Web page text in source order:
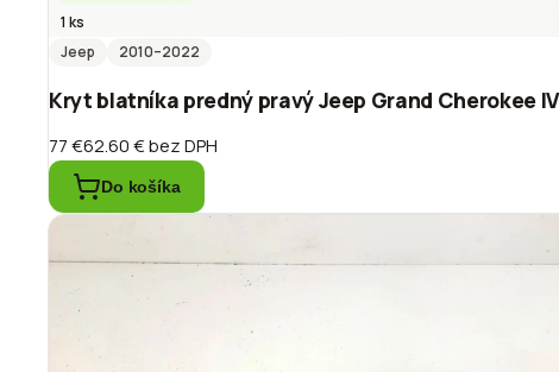
1 ks
Jeep
2010–2022
Kryt blatníka predný pravý Jeep Grand Cherokee
77 €62.60 €bez DPH
Do košíka